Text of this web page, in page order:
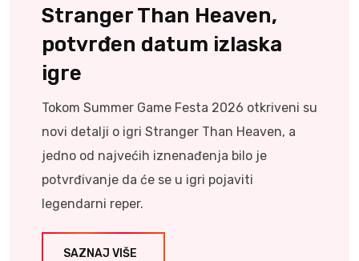
Stranger Than Heaven,
potvrđen datum izlaska
igre
Tokom Summer Game Festa 2026 otkriveni su
novi detalji o igri Stranger Than Heaven, a
jedno od najvećih iznenađenja bilo je
potvrđivanje da će se u igri pojaviti
legendarni reper.
SAZNAJ VIŠE